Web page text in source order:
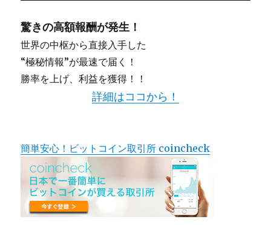
驚きの高額報酬が発生！
世界の中枢から直接入手した
“極秘情報”が最速で届く！
勝率を上げ、利益を獲得！！
詳細はココから！
簡単安心！ビットコイン取引所 coincheck